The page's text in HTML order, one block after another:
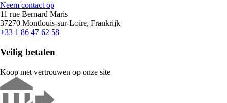
Neem contact op
11 rue Bernard Maris
37270 Montlouis-sur-Loire, Frankrijk
+33 1 86 47 62 58
Veilig betalen
Koop met vertrouwen op onze site